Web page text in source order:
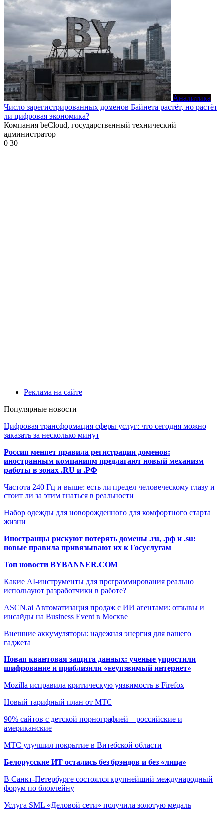
Аналитика
Число зарегистрированных доменов Байнета растёт, но растёт
ли цифровая экономика?
Компания beCloud, государственный технический
администратор
0 30
Реклама на сайте
Популярные новости
Цифровая трансформация сферы услуг: что сегодня можно
заказать за несколько минут
Россия меняет правила регистрации доменов:
иностранным компаниям предлагают новый механизм
работы в зонах .RU и .РФ
Частота 240 Гц и выше: есть ли предел человеческому глазу и
стоит ли за этим гнаться в реальности
Набор одежды для новорожденного для комфортного старта
жизни
Иностранцы рискуют потерять домены .ru, .рф и .su:
новые правила привязывают их к Госуслугам
Топ новости BYBANNER.COM
Какие AI-инструменты для программирования реально
используют разработчики в работе?
ASCN.ai Автоматизация продаж с ИИ агентами: отзывы и
инсайды на Business Event в Москве
Внешние аккумуляторы: надежная энергия для вашего
гаджета
Новая квантовая защита данных: ученые упростили
шифрование и приблизили «неуязвимый интернет»
Mozilla исправила критическую уязвимость в Firefox
Новый тарифный план от МТС
90% сайтов с детской порнографией – российские и
американские
МТС улучшил покрытие в Витебской области
Белорусские ИТ остались без брэндов и без «лица»
В Санкт-Петербурге состоялся крупнейший международный
форум по блокчейну
Услуга SML «Деловой сети» получила золотую медаль